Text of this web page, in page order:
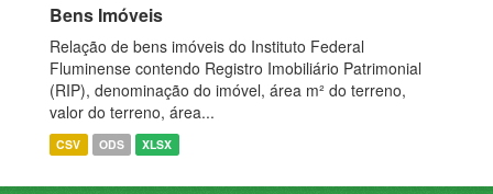
Bens Imóveis
Relação de bens imóveis do Instituto Federal
Fluminense contendo Registro Imobiliário Patrimonial
(RIP), denominação do imóvel, área m² do terreno,
valor do terreno, área...
CSV ODS XLSX